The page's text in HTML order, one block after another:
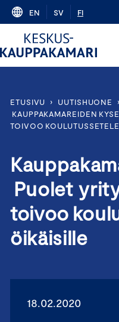
Skip
content
EN SV FI
ETUSIVU › UUTISHUONE ›
KAUPPAKAMAREIDEN
TOIVOO
Puolet
toivoo
öikäisille
18.02.2020